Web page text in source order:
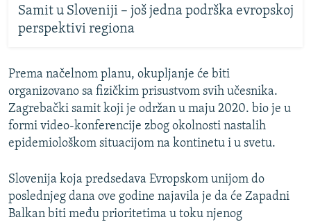
Samit u Sloveniji – još jedna podrška evropskoj
perspektivi regiona
Prema načelnom planu, okupljanje će biti
organizovano sa fizičkim prisustvom svih učesnika.
Zagrebački samit koji je održan u maju 2020. bio je u
formi video-konferencije zbog okolnosti nastalih
epidemiološkom situacijom na kontinetu i u svetu.
Slovenija koja predsedava Evropskom unijom do
poslednjeg dana ove godine najavila je da će Zapadni
Balkan biti među prioritetima u toku njenog